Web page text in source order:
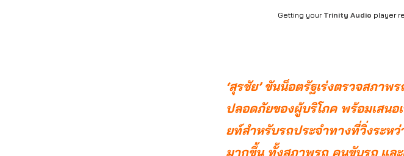
Getting your Trinity Audio player
‘สุรชัย’ ขันน็อตรัฐเร่งตรวจสภา
ปลอดภัยของผู้บริโภค พร้อมเสน
ยท์สำหรับรถประจำทางที่วิ่งระหว่
มากขึ้น ทั้งสภาพรถ คนขับรถ แล